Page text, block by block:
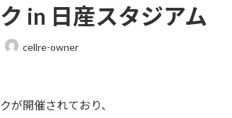
in 日産スタジアム
cellre-owner
が開催されており、